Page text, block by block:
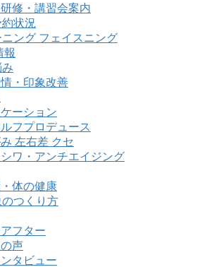
修・講習会案内
状況
ング フェイスニング
報
・印象改善
ーション
フプロデュース
左右差 クセ
ワ・アンチエイジング
体の健康
つくり方
フター
声
タビュー